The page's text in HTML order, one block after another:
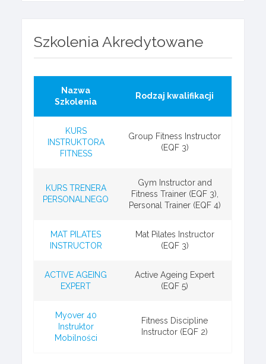
Szkolenia Akredytowane
Nazwa
Szkolenia
Rodzaj kwalifikacji
KURS
INSTRUKTORA
FITNESS
Group Fitness Instructor
(EQF 3)
KURS TRENERA
PERSONALNEGO
Gym Instructor and
Fitness Trainer (EQF 3),
Personal Trainer (EQF 4)
MAT PILATES
INSTRUCTOR
Mat Pilates Instructor
(EQF 3)
ACTIVE AGEING
EXPERT
Active Ageing Expert
(EQF 5)
Myover 40
Instruktor
Mobilności
Fitness Discipline
Instructor (EQF 2)